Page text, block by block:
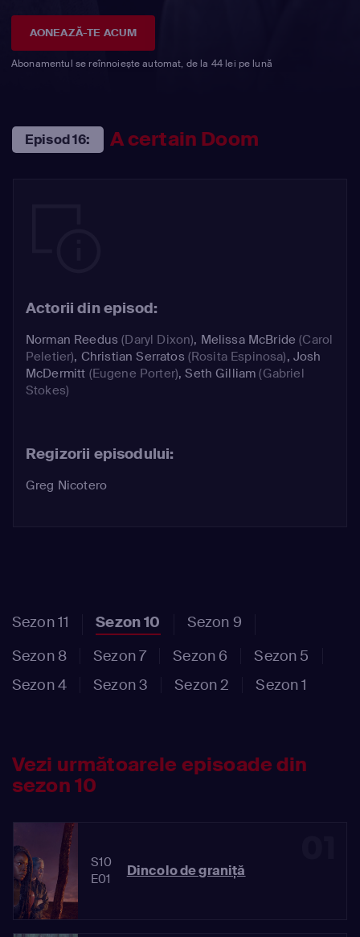
AONEAZĂ-TE ACUM
Abonamentul se reînnoiește automat, de la 44 lei pe lună
Episod 16: A certain Doom
Actorii din episod:
Norman Reedus (Daryl Dixon), Melissa McBride (Carol
Peletier), Christian Serratos (Rosita Espinosa), Josh
McDermitt (Eugene Porter),Seth Gilliam (Gabriel
Stokes)
Regizorii episodului:
Greg Nicotero
Sezon 11 Sezon 10
Sezon 9
Sezon 8
Sezon 7 Sezon 6
Sezon 5
Sezon 4
Sezon 3 Sezon 2 Sezon 1
Vezi următoarele episoade din
sezon 10
S10
E01
Dincolo de graniţă